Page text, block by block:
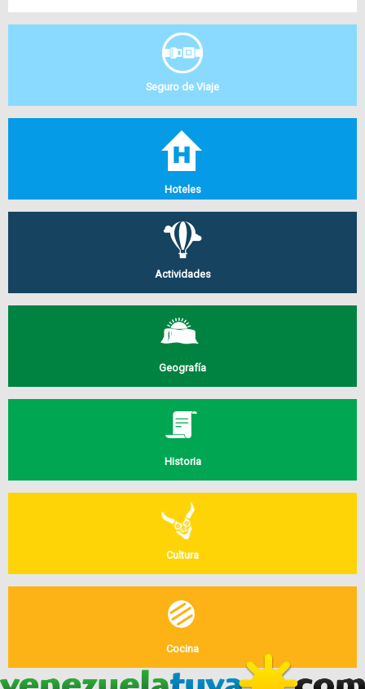
Seguro de Viaje
Hoteles
Actividades
Geografía
Historia
Cultura
Cocina